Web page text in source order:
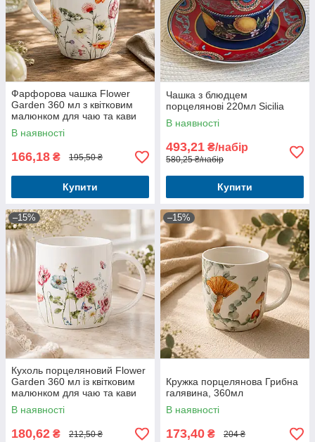
Фарфорова чашка Flower
Garden 360 мл з квітковим
малюнком для чаю та кави
В наявності
166,18 ₴ 195,50 ₴
Купити
Чашка з блюдцем
порцелянові 220мл Sicilia
В наявності
493,21 ₴/набір
580,25 ₴/набір
Купити
–15%
Кухоль порцеляновий Flower
Garden 360 мл із квітковим
малюнком для чаю та кави
В наявності
180,62 ₴ 212,50 ₴
–15%
Кружка порцелянова Грибна
галявина, 360мл
В наявності
173,40 ₴ 204 ₴